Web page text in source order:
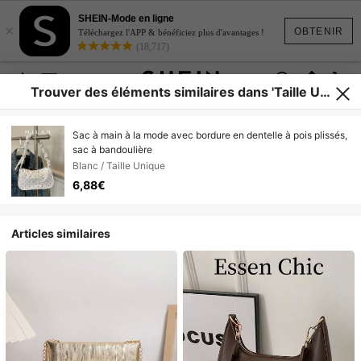
OBTENIR
×
SHEIN-Mode en ligne
Téléchargez l'APP & bénéficiez plus d'avantages !
(18,717)
Trouver des éléments similaires dans 'Taille Uni
que'
Sac à main à la mode avec bordure en dentelle à pois plissés,
sac à bandoulière
Blanc / Taille Unique
6,88€
Articles similaires